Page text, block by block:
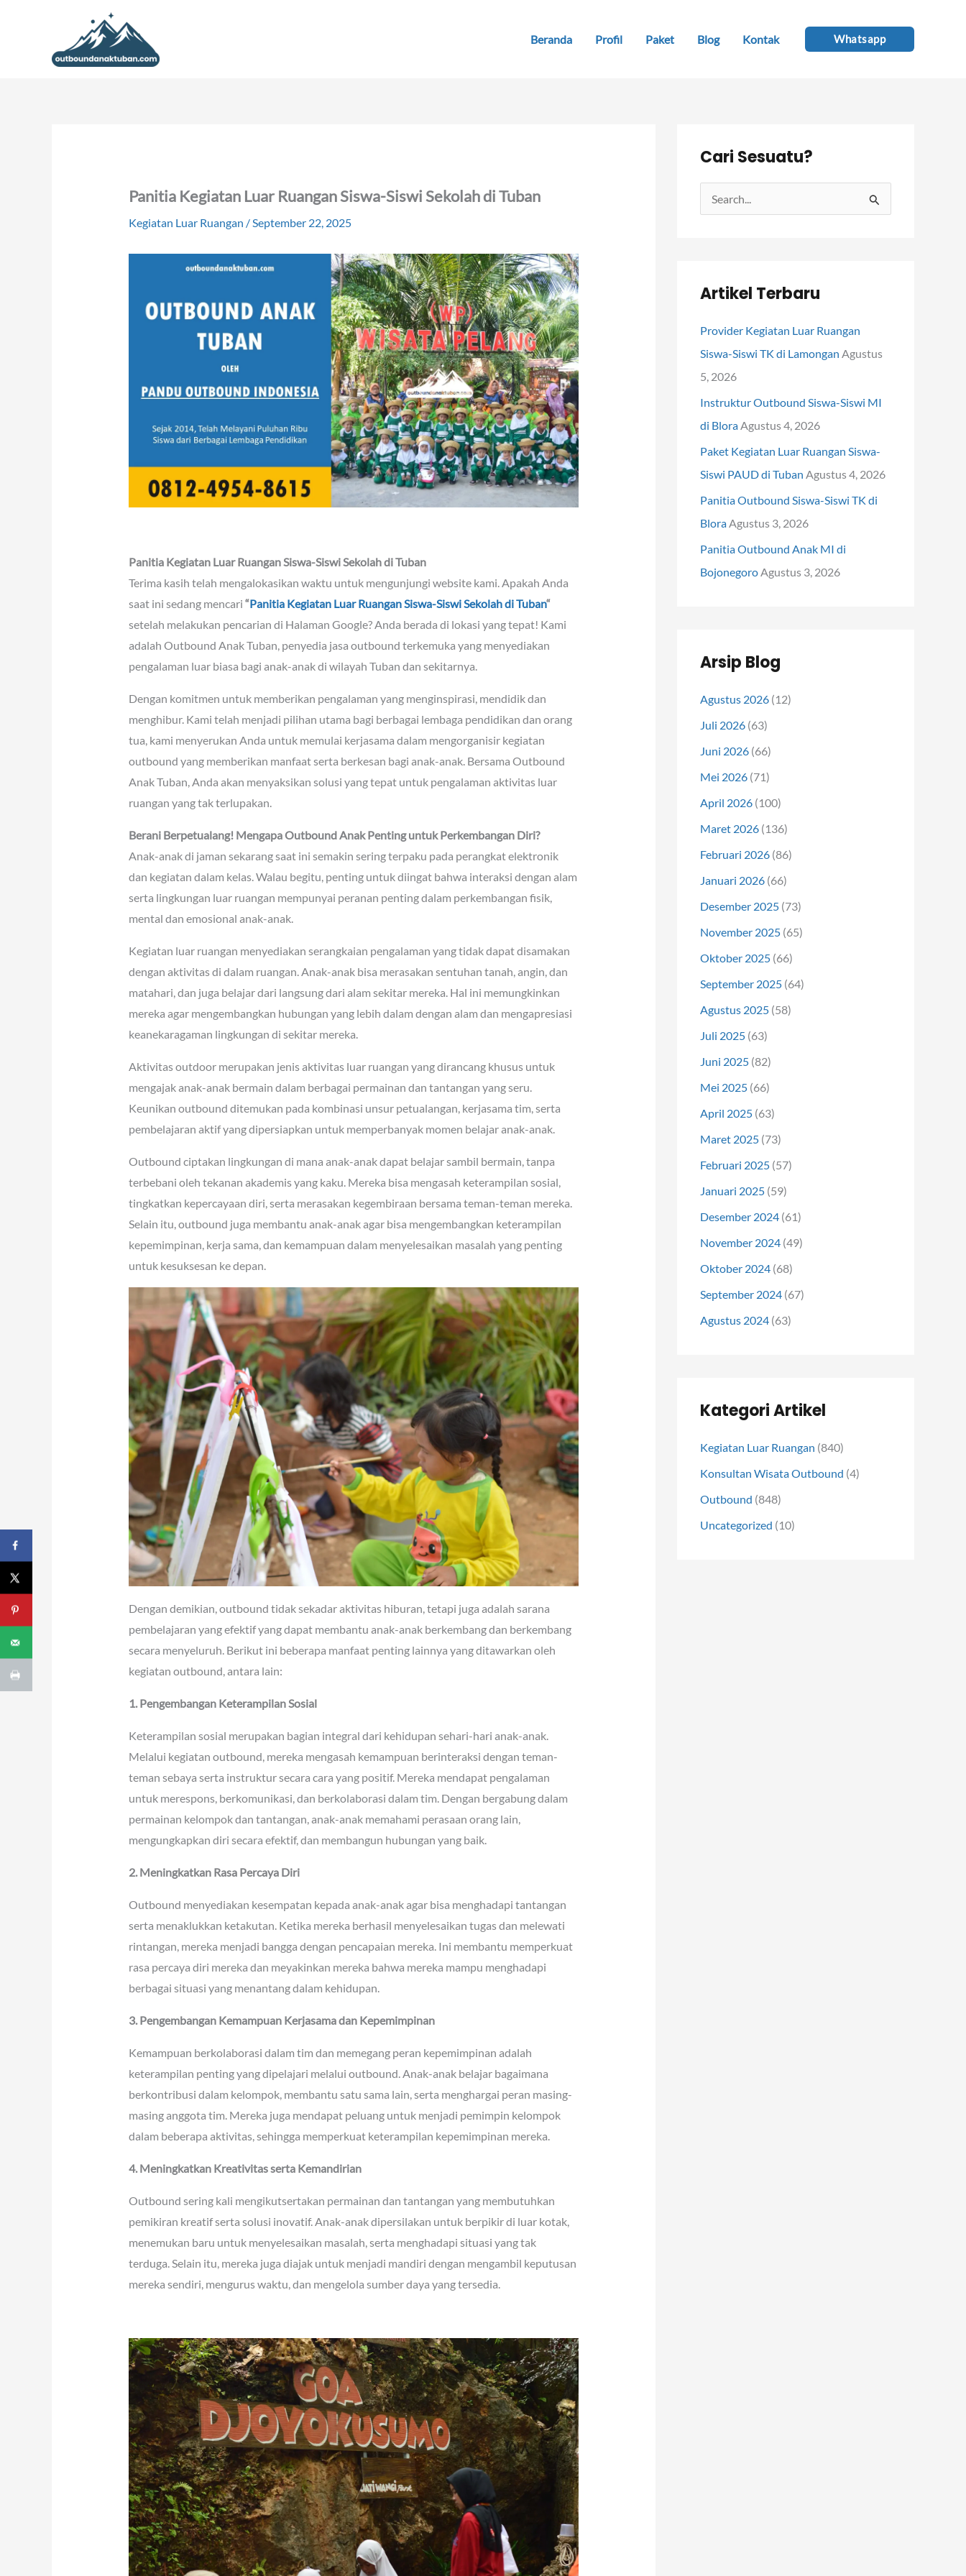
Beranda Profil Paket Blog Kontak Whatsapp
Panitia Kegiatan Luar Ruangan Siswa-Siswi Sekolah di Tuban
Kegiatan Luar Ruangan /September 22, 2025
Panitia Kegiatan Luar Ruangan Siswa-Siswi Sekolah di Tuban
Terima kasih telah mengalokasikan waktu untuk mengunjungi website kami. Apakah Anda
saat ini sedang mencari “Panitia Kegiatan Luar Ruangan Siswa-Siswi Sekolah di Tuban“
setelah melakukan pencarian di Halaman Google? Anda berada di lokasi yang tepat! Kami
adalah Outbound Anak Tuban, penyedia jasa outbound terkemuka yang menyediakan
pengalaman luar biasa bagi anak-anak di wilayah Tuban dan sekitarnya.
Dengan komitmen untuk memberikan pengalaman yang menginspirasi, mendidik dan
menghibur. Kami telah menjadi pilihan utama bagi berbagai lembaga pendidikan dan orang
tua, kami menyerukan Anda untuk memulai kerjasama dalam mengorganisir kegiatan
outbound yang memberikan manfaat serta berkesan bagi anak-anak. Bersama Outbound
Anak Tuban, Anda akan menyaksikan solusi yang tepat untuk pengalaman aktivitas luar
ruangan yang tak terlupakan.
Berani Berpetualang! Mengapa Outbound Anak Penting untuk Perkembangan Diri?
Anak-anak di jaman sekarang saat ini semakin sering terpaku pada perangkat elektronik
dan kegiatan dalam kelas. Walau begitu, penting untuk diingat bahwa interaksi dengan alam
serta lingkungan luar ruangan mempunyai peranan penting dalam perkembangan fisik,
mental dan emosional anak-anak.
Kegiatan luar ruangan menyediakan serangkaian pengalaman yang tidak dapat disamakan
dengan aktivitas di dalam ruangan. Anak-anak bisa merasakan sentuhan tanah, angin, dan
matahari, dan juga belajar dari langsung dari alam sekitar mereka. Hal ini memungkinkan
mereka agar mengembangkan hubungan yang lebih dalam dengan alam dan mengapresiasi
keanekaragaman lingkungan di sekitar mereka.
Aktivitas outdoor merupakan jenis aktivitas luar ruangan yang dirancang khusus untuk
mengajak anak-anak bermain dalam berbagai permainan dan tantangan yang seru.
Keunikan outbound ditemukan pada kombinasi unsur petualangan, kerjasama tim, serta
pembelajaran aktif yang dipersiapkan untuk memperbanyak momen belajar anak-anak.
Outbound ciptakan lingkungan di mana anak-anak dapat belajar sambil bermain, tanpa
terbebani oleh tekanan akademis yang kaku. Mereka bisa mengasah keterampilan sosial,
tingkatkan kepercayaan diri, serta merasakan kegembiraan bersama teman-teman mereka.
Selain itu, outbound juga membantu anak-anak agar bisa mengembangkan keterampilan
kepemimpinan, kerja sama, dan kemampuan dalam menyelesaikan masalah yang penting
untuk kesuksesan ke depan.
Dengan demikian, outbound tidak sekadar aktivitas hiburan, tetapi juga adalah sarana
pembelajaran yang efektif yang dapat membantu anak-anak berkembang dan berkembang
secara menyeluruh. Berikut ini beberapa manfaat penting lainnya yang ditawarkan oleh
kegiatan outbound, antara lain:
1. Pengembangan Keterampilan Sosial
Keterampilan sosial merupakan bagian integral dari kehidupan sehari-hari anak-anak.
Melalui kegiatan outbound, mereka mengasah kemampuan berinteraksi dengan teman-
teman sebaya serta instruktur secara cara yang positif. Mereka mendapat pengalaman
untuk merespons, berkomunikasi, dan berkolaborasi dalam tim. Dengan bergabung dalam
permainan kelompok dan tantangan, anak-anak memahami perasaan orang lain,
mengungkapkan diri secara efektif, dan membangun hubungan yang baik.
2. Meningkatkan Rasa Percaya Diri
Outbound menyediakan kesempatan kepada anak-anak agar bisa menghadapi tantangan
serta menaklukkan ketakutan. Ketika mereka berhasil menyelesaikan tugas dan melewati
rintangan, mereka menjadi bangga dengan pencapaian mereka. Ini membantu memperkuat
rasa percaya diri mereka dan meyakinkan mereka bahwa mereka mampu menghadapi
berbagai situasi yang menantang dalam kehidupan.
3. Pengembangan Kemampuan Kerjasama dan Kepemimpinan
Kemampuan berkolaborasi dalam tim dan memegang peran kepemimpinan adalah
keterampilan penting yang dipelajari melalui outbound. Anak-anak belajar bagaimana
berkontribusi dalam kelompok, membantu satu sama lain, serta menghargai peran masing-
masing anggota tim. Mereka juga mendapat peluang untuk menjadi pemimpin kelompok
dalam beberapa aktivitas, sehingga memperkuat keterampilan kepemimpinan mereka.
4. Meningkatkan Kreativitas serta Kemandirian
Outbound sering kali mengikutsertakan permainan dan tantangan yang membutuhkan
pemikiran kreatif serta solusi inovatif. Anak-anak dipersilakan untuk berpikir di luar kotak,
menemukan baru untuk menyelesaikan masalah, serta menghadapi situasi yang tak
terduga. Selain itu, mereka juga diajak untuk menjadi mandiri dengan mengambil keputusan
mereka sendiri, mengurus waktu, dan mengelola sumber daya yang tersedia.
Cari Sesuatu?
u
:
Artikel Terbaru
Provider Kegiatan Luar Ruangan
Siswa-Siswi TK di Lamongan Agustus
5, 2026
Instruktur Outbound Siswa-Siswi MI
di BloraAgustus 4, 2026
Paket Kegiatan Luar Ruangan Siswa-
Siswi PAUD di Tuban Agustus 4, 2026
Panitia Outbound Siswa-Siswi TK di
BloraAgustus 3, 2026
Panitia Outbound Anak MI di
BojonegoroAgustus 3, 2026
Arsip Blog
Agustus 2026 (12)
Juli 2026 (63)
Juni 2026 (66)
Mei 2026 (71)
April 2026 (100)
Maret 2026 (136)
Februari 2026 (86)
Januari 2026 (66)
Desember 2025 (73)
November 2025 (65)
Oktober 2025 (66)
September 2025 (64)
Agustus 2025 (58)
Juli 2025 (63)
Juni 2025 (82)
Mei 2025 (66)
April 2025 (63)
Maret 2025 (73)
Februari 2025 (57)
Januari 2025 (59)
Desember 2024 (61)
November 2024 (49)
Oktober 2024 (68)
September 2024 (67)
Agustus 2024 (63)
Kategori Artikel
Kegiatan Luar Ruangan (840)
Konsultan Wisata Outbound (4)
Outbound (848)
Uncategorized (10)